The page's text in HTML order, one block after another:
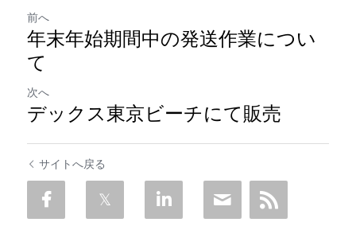
前へ
年末年始期間中の発送作業につい
て
次へ
デックス東京ビーチにて販売
サイトへ戻る